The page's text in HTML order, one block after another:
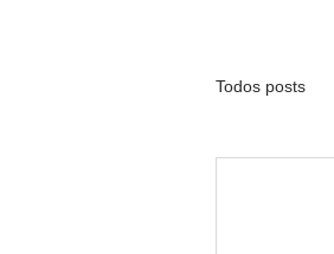
Todos posts